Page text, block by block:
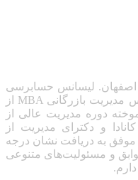
، متولد 1330 در شهر اصفهان. لیسانس حسابرسی
مدیریت بازرگانی MBA
از
دوره مدیریت عالی از
و دکترای مدیریت از
موفق به دریافت نشان درجه
و مسئولیت‌های متنوعی